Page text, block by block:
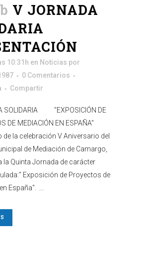
V JORNADA
10:31h en Noticias por
0 Comentarios
Compartir
SOLIDARIA "EXPOSICIÓN DE
DE MEDIACIÓN EN ESPAÑA"
de la celebración V Aniversario del
de Mediación de Camargo,
la Quinta Jornada de carácter
Exposición de Proyectos de
España". ...